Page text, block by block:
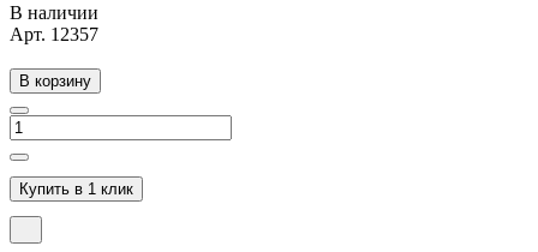
В наличии
Арт. 12357
В корзину
Купить в 1 клик